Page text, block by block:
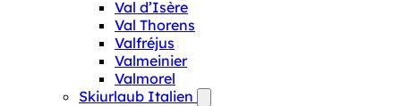
Val d’Isère
Val Thorens
Valfréjus
Valmeinier
Valmorel
Skiurlaub Italien